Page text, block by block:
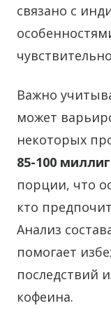
связано с
Важно
может
некоторых
85-100
порции, что
кто
Анализ
помогает
последствий
кофеина.